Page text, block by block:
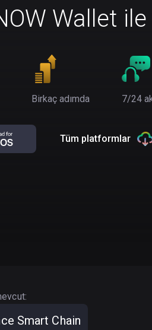
NOW Wallet
Birkaç adımda 7/24
Tüm platformlar
Smart Chain